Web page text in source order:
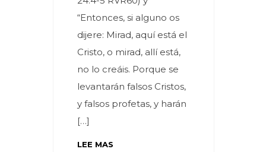
“Entonces, si alguno os
dijere: Mirad, aquí está el
Cristo, o mirad, allí está,
no lo creáis. Porque se
levantarán falsos Cristos,
y falsos profetas, y harán
[…]
LEE MAS